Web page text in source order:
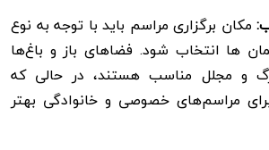
مکان برگزاری مراسم باید با توجه به نوع
ها انتخاب شود. فضاهای باز و باغ‌ها
و مجلل مناسب هستند، در حالی که
مراسم‌های خصوصی و خانوادگی بهتر